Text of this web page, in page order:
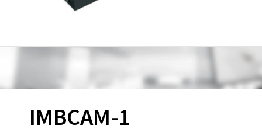
IMBCAM-1